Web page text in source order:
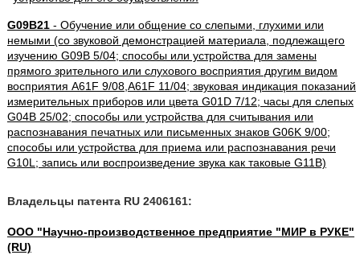
G09B21- Обучение или общение со слепыми, глухими или
немыми (со звуковой демонстрацией материала, подлежащего
изучению G09B 5/04; способы или устройства для замены
прямого зрительного или слухового восприятия другим видом
восприятия A61F 9/08,A61F 11/04; звуковая индикация показаний
измерительных приборов или цвета G01D 7/12; часы для слепых
G04B 25/02; способы или устройства для считывания или
распознавания печатных или письменных знаков G06K 9/00;
способы или устройства для приема или распознавания речи
G10L; запись или воспроизведение звука как таковые G11B)
Владельцы патента RU 2406161:
ООО "Научно-производственное предприятие "МИР в РУКЕ"
(RU)